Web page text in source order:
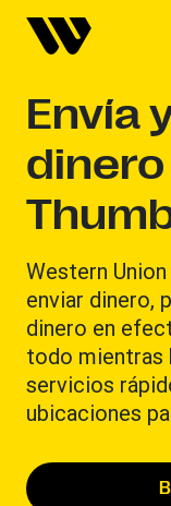
Envía
dinero
Western
enviar dinero,
dinero en
todo mientras
servicios
ubicaciones